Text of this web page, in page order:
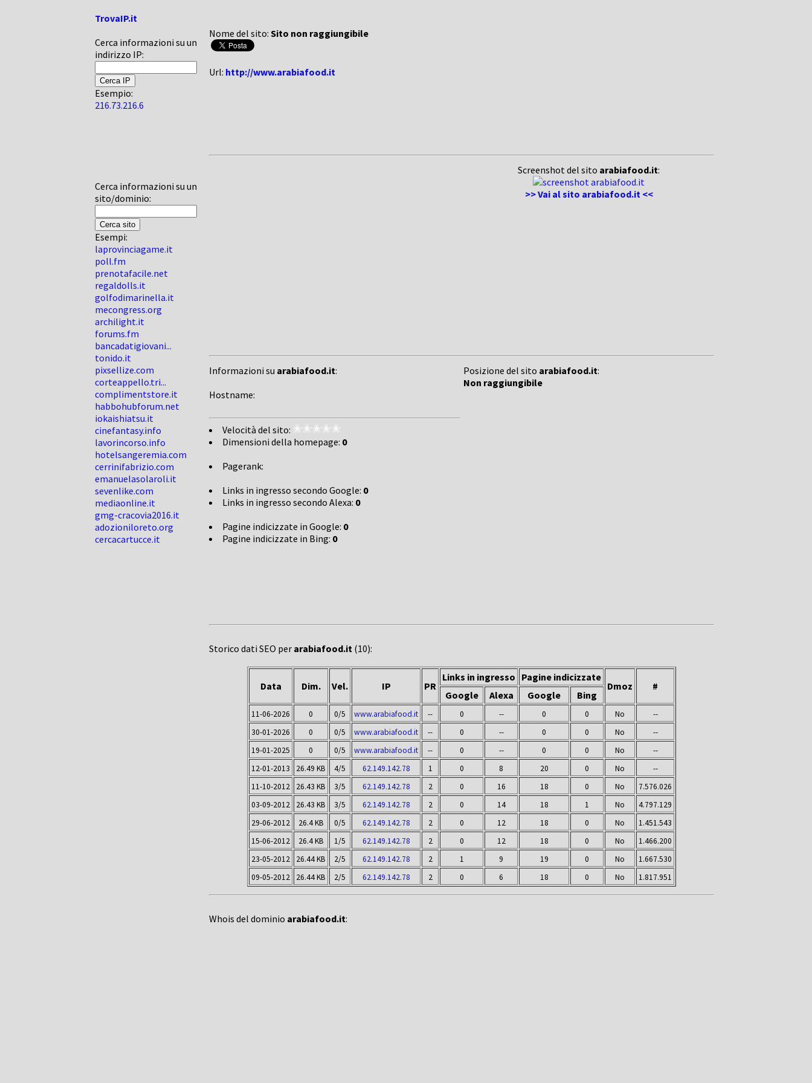
TrovaIP.it
Cerca informazioni su un
indirizzo IP:
Esempio:
216.73.216.6
Cerca informazioni su un
sito/dominio:
Esempi:
laprovinciagame.it
poll.fm
prenotafacile.net
regaldolls.it
golfodimarinella.it
mecongress.org
archilight.it
forums.fm
bancadatigiovani...
tonido.it
pixsellize.com
corteappello.tri...
complimentstore.it
habbohubforum.net
iokaishiatsu.it
cinefantasy.info
lavorincorso.info
hotelsangeremia.com
cerrinifabrizio.com
emanuelasolaroli.it
sevenlike.com
mediaonline.it
gmg-cracovia2016.it
adozioniloreto.org
cercacartucce.it
Nome del sito: Sito non raggiungibile
Url: http://www.arabiafood.it
Screenshot del sito arabiafood.it:
>> Vai al sito arabiafood.it <<
Informazioni su arabiafood.it:
Hostname:
Velocità del sito:
Dimensioni della homepage: 0
Pagerank:
Links in ingresso secondo Google: 0
Links in ingresso secondo Alexa: 0
Pagine indicizzate in Google: 0
Pagine indicizzate in Bing: 0
Posizione del sito arabiafood.it:
Non raggiungibile
Storico dati SEO per arabiafood.it (10):
Data Dim. Vel. IP PR
Links in ingresso Pagine indicizzate
Dmoz #
Google Alexa Google Bing
11-06-2026 0 0/5 www.arabiafood.it -- 0 -- 0 0 No
--
30-01-2026
0 0/5 www.arabiafood.it -- 0 -- 0 0 No
--
19-01-2025
0 0/5 www.arabiafood.it -- 0 -- 0 0 No
--
12-01-2013
26.49 KB 4/5 62.149.142.78 1 0 8 20 0 No
--
11-10-2012
26.43 KB 3/5 62.149.142.78 2 0 16 18 0 No
7.576.026
03-09-2012
26.43 KB 3/5 62.149.142.78 2 0 14 18 1 No
4.797.129
29-06-2012
26.4 KB 0/5 62.149.142.78 2 0 12 18 0 No
1.451.543
15-06-2012
26.4 KB 1/5 62.149.142.78 2 0 12 18 0 No
1.466.200
23-05-2012
26.44 KB 2/5 62.149.142.78 2 1 9 19 0 No
1.667.530
09-05-2012
26.44 KB 2/5 62.149.142.78 2 0 6 18 0 No 1.817.951
Whois del dominio arabiafood.it: